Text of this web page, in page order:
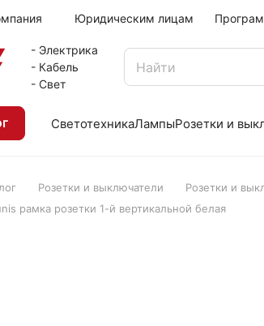
Юридическим лицам
- Электрика
- Кабель
- Свет
СветотехникаЛампыРозетки и
Розетки и выключатели Розетки и
рамка розетки 1-й вертикальной белая